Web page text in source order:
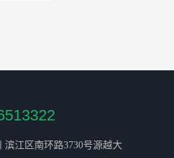
滨江区南环路3730号源越大